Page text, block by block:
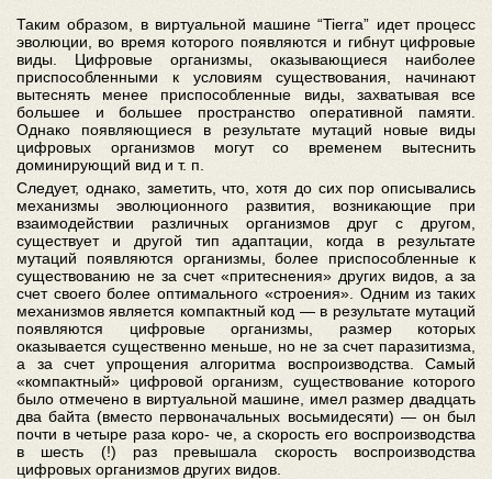
Таким образом, в виртуальной машине “Tierra” идет процесс
эволюции, во время которого появляются и гибнут цифровые
виды. Цифровые организмы, оказывающиеся наиболее
приспособленными к условиям существования, начинают
вытеснять менее приспособленные виды, захватывая все
большее и большее пространство оперативной памяти.
Однако появляющиеся в результате мутаций новые виды
цифровых организмов могут со временем вытеснить
доминирующий вид и т. п.
Следует, однако, заметить, что, хотя до сих пор описывались
механизмы эволюционного развития, возникающие при
взаимодействии различных организмов друг с другом,
существует и другой тип адаптации, когда в результате
мутаций появляются организмы, более приспособленные к
существованию не за счет «притеснения» других видов, а за
счет своего более оптимального «строения». Одним из таких
механизмов является компактный код — в результате мутаций
появляются цифровые организмы, размер которых
оказывается существенно меньше, но не за счет паразитизма,
а за счет упрощения алгоритма воспроизводства. Самый
«компактный» цифровой организм, существование которого
было отмечено в виртуальной машине, имел размер двадцать
два байта (вместо первоначальных восьмидесяти) — он был
почти в четыре раза коро- че, а скорость его воспроизводства
в шесть (!) раз превышала скорость воспроизводства
цифровых организмов других видов.